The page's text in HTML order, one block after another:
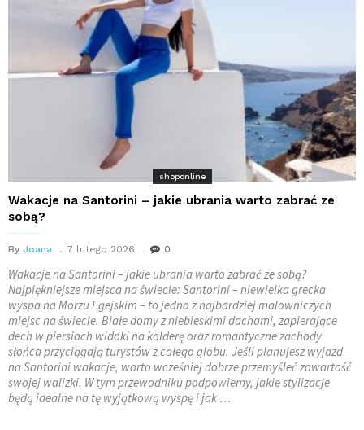
shoponline
Wakacje na Santorini – jakie ubrania warto zabrać ze
sobą?
By Joana 7 lutego 2026 0
Wakacje na Santorini – jakie ubrania warto zabrać ze sobą?
Najpiękniejsze miejsca na świecie: Santorini – niewielka grecka
wyspa na Morzu Egejskim – to jedno z najbardziej malowniczych
miejsc na świecie. Białe domy z niebieskimi dachami, zapierające
dech w piersiach widoki na kalderę oraz romantyczne zachody
słońca przyciągają turystów z całego globu. Jeśli planujesz wyjazd
na Santorini wakacje, warto wcześniej dobrze przemyśleć zawartość
swojej walizki. W tym przewodniku podpowiemy, jakie stylizacje
będą idealne na tę wyjątkową wyspę i jak …